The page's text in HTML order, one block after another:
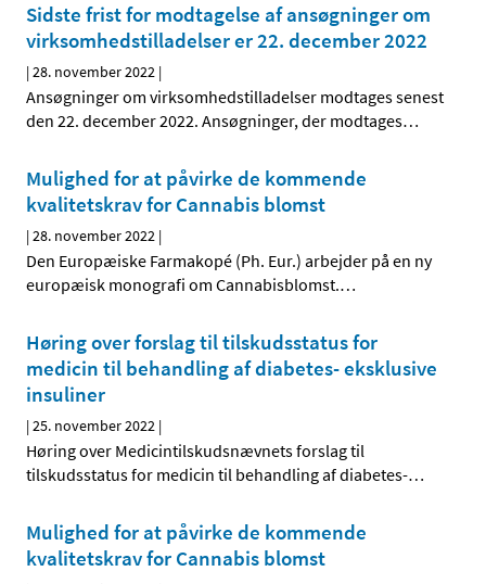
Sidste frist for modtagelse af ansøgninger om
virksomhedstilladelser er 22. december 2022
|28. november 2022 |
Ansøgninger om virksomhedstilladelser modtages senest
den 22. december 2022. Ansøgninger, der modtages…
Mulighed for at påvirke de kommende
kvalitetskrav for Cannabis blomst
|28. november 2022 |
Den Europæiske Farmakopé (Ph. Eur.) arbejder på en ny
europæisk monografi om Cannabisblomst.…
Høring over forslag til tilskudsstatus for
medicin til behandling af diabetes- eksklusive
insuliner
|25. november 2022 |
Høring over Medicintilskuds­nævnets forslag til
tilskudsstatus for medicin til behandling af diabetes-…
Mulighed for at påvirke de kommende
kvalitetskrav for Cannabis blomst